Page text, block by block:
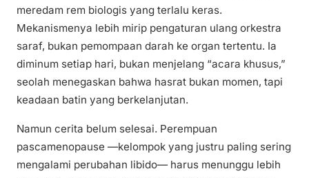
meredam rem biologis yang terlalu keras.
Mekanismenya lebih mirip pengaturan ulang orkestra
saraf, bukan pemompaan darah ke organ tertentu. Ia
diminum setiap hari, bukan menjelang “acara khusus,”
seolah menegaskan bahwa hasrat bukan momen, tapi
keadaan batin yang berkelanjutan.
Namun cerita belum selesai. Perempuan
pascamenopause —kelompok yang justru paling sering
mengalami perubahan libido— harus menunggu lebih